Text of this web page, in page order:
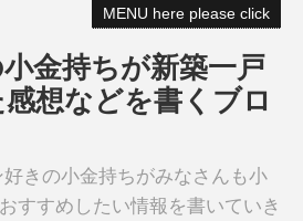
MENU here please click
金持ちが新築一戸
想などを書くブロ
きの小金持ちがみなさんも小
すすめしたい情報を書いていき